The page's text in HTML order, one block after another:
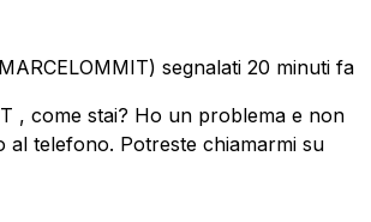
segnalati 20 minuti fa
, come stai? Ho un problema e non
al telefono. Potreste chiamarmi su